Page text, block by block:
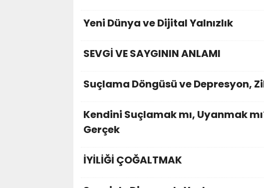
Yeni Dünya ve Dijital Yalnızlık
SEVGİ VE SAYGININ ANLAMI
Suçlama Döngüsü ve Depresyon,
Kendini Suçlamak mı, Uyanmak
Gerçek
İYİLİĞİ ÇOĞALTMAK